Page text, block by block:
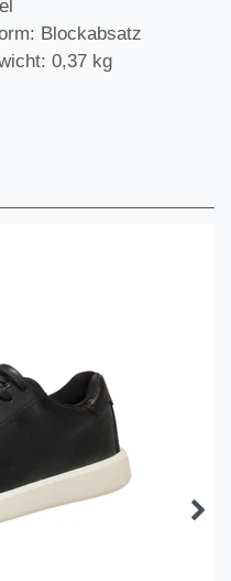
Blockabsatz
0,37 kg